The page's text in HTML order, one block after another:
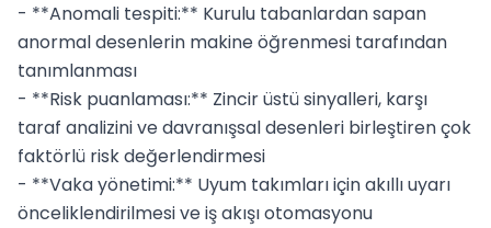
- **Anomali tespiti:** Kurulu tabanlardan sapan
anormal desenlerin makine öğrenmesi tarafından
tanımlanması
- **Risk puanlaması:** Zincir üstü sinyalleri, karşı
taraf analizini ve davranışsal desenleri birleştiren çok
faktörlü risk değerlendirmesi
- **Vaka yönetimi:** Uyum takımları için akıllı uyarı
önceliklendirilmesi ve iş akışı otomasyonu